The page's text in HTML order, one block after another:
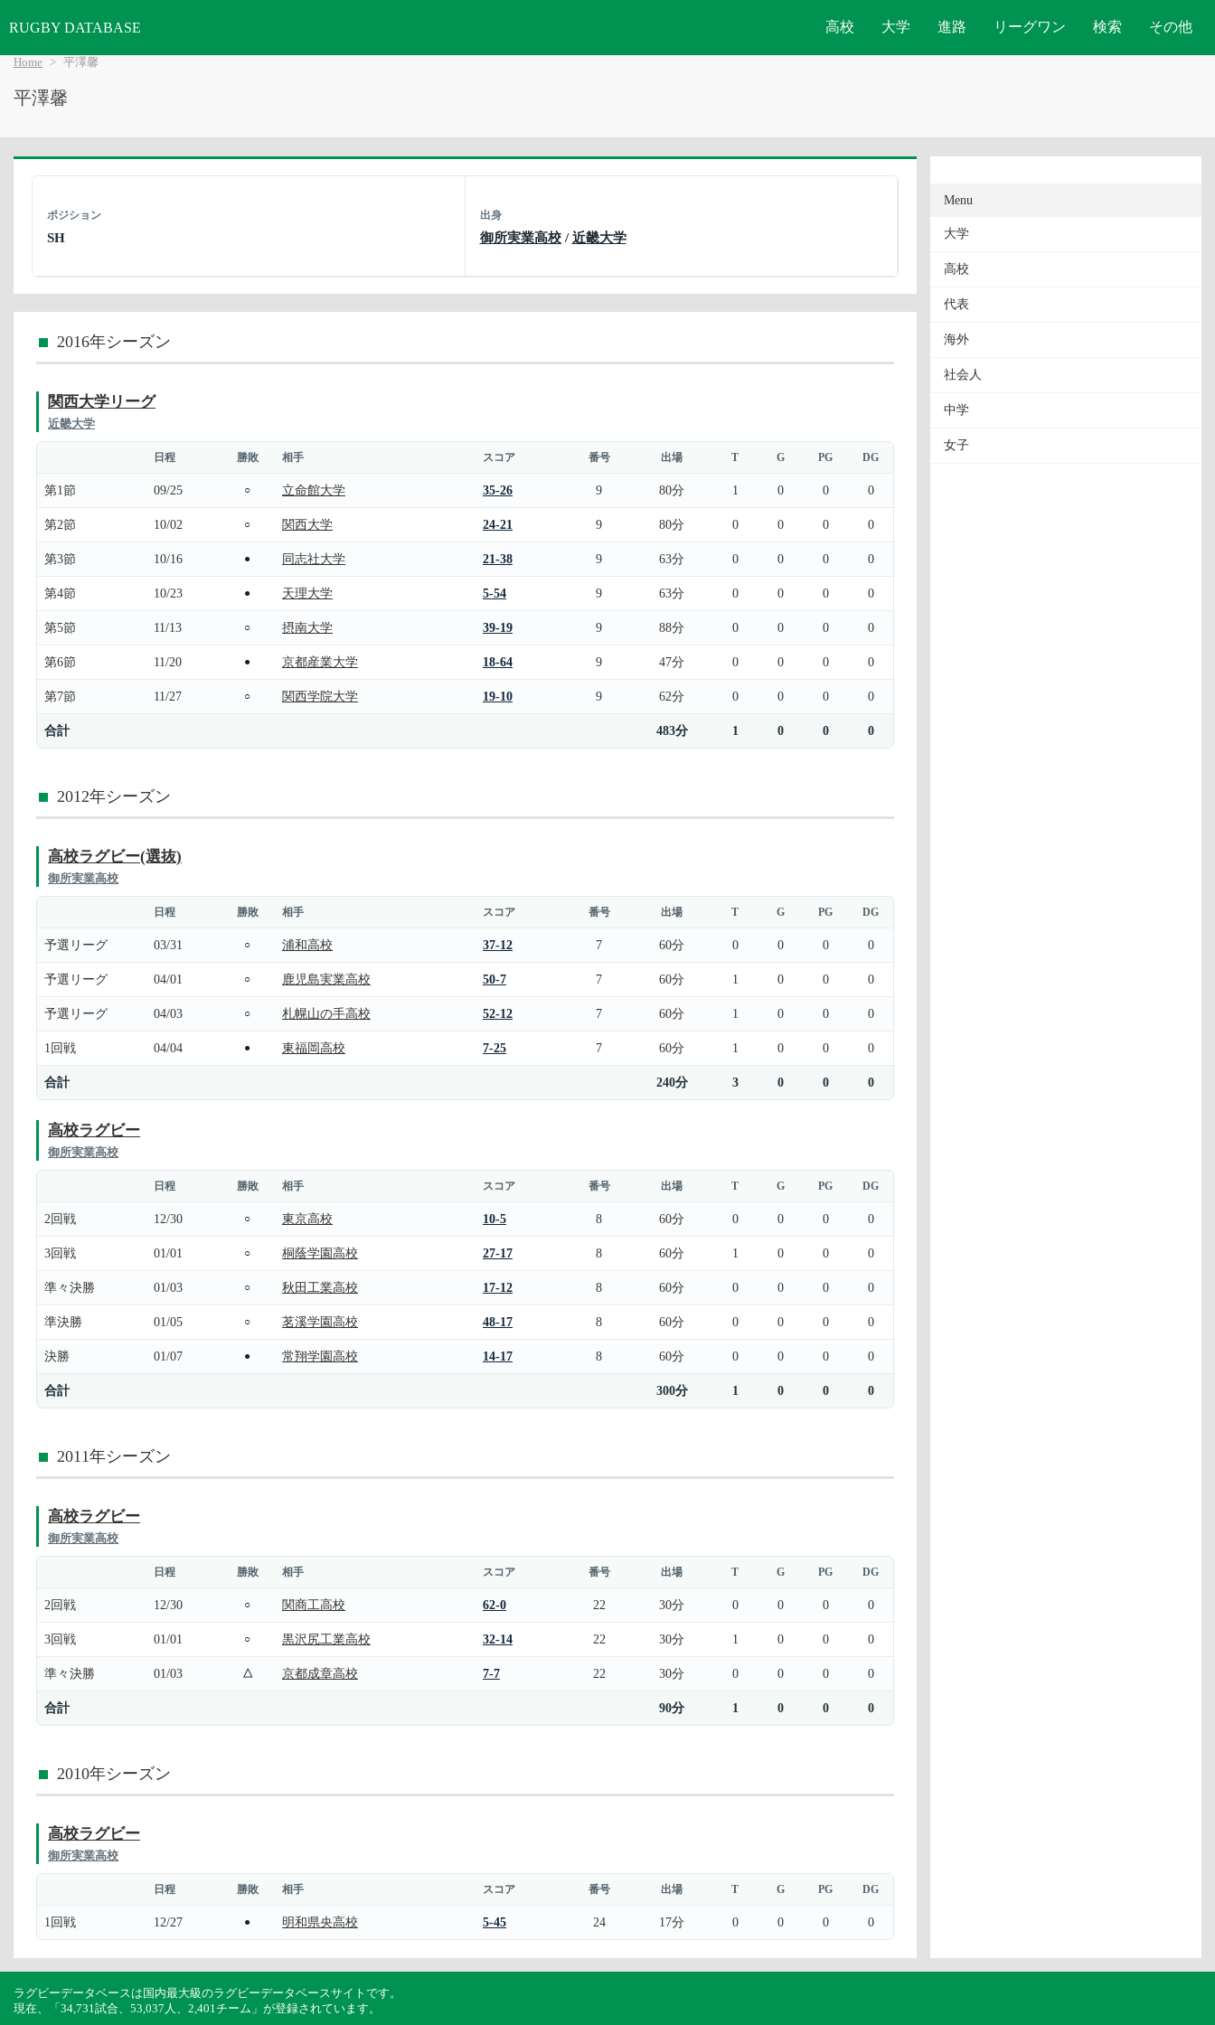
RUGBY DATABASE 高校 大学 進路 リーグワン 検索 その他
Home 平澤馨
平澤馨
ポジション
SH
出身
御所実業高校/近畿大学
2016年シーズン
関西大学リーグ
近畿大学
日程 勝敗 相手 スコア 番号 出場 T G PG DG
第1節 09/25 ○ 立命館大学 35-26 9 80分 1 0 0 0
第2節 10/02 ○ 関西大学 24-21 9 80分 0 0 0 0
第3節 10/16 ● 同志社大学 21-38 9 63分 0 0 0 0
第4節 10/23 ● 天理大学 5-54 9 63分 0 0 0 0
第5節 11/13 ○ 摂南大学 39-19 9 88分 0 0 0 0
第6節 11/20 ● 京都産業大学 18-64 9 47分 0 0 0 0
第7節 11/27 ○ 関西学院大学 19-10 9 62分 0 0 0 0
合計 483分 1 0 0 0
2012年シーズン
高校ラグビー(選抜)
御所実業高校
日程 勝敗 相手 スコア 番号 出場 T G PG DG
予選リーグ 03/31 ○ 浦和高校 37-12 7 60分 0 0 0 0
予選リーグ 04/01 ○ 鹿児島実業高校 50-7 7 60分 1 0 0 0
予選リーグ 04/03 ○ 札幌山の手高校 52-12 7 60分 1 0 0 0
1回戦 04/04 ● 東福岡高校 7-25 7 60分 1 0 0 0
合計 240分 3 0 0 0
高校ラグビー
御所実業高校
日程 勝敗 相手 スコア 番号 出場 T G PG DG
2回戦 12/30 ○ 東京高校 10-5 8 60分 0 0 0 0
3回戦 01/01 ○ 桐蔭学園高校 27-17 8 60分 1 0 0 0
準々決勝 01/03 ○ 秋田工業高校 17-12 8 60分 0 0 0 0
準決勝 01/05 ○ 茗溪学園高校 48-17 8 60分 0 0 0 0
決勝 01/07 ● 常翔学園高校 14-17 8 60分 0 0 0 0
合計 300分 1 0 0 0
2011年シーズン
高校ラグビー
御所実業高校
日程 勝敗 相手 スコア 番号 出場 T G PG DG
2回戦 12/30 ○ 関商工高校 62-0 22 30分 0 0 0 0
3回戦 01/01 ○ 黒沢尻工業高校 32-14 22 30分 1 0 0 0
準々決勝 01/03 △ 京都成章高校 7-7 22 30分 0 0 0 0
合計 90分 1 0 0 0
2010年シーズン
高校ラグビー
御所実業高校
日程 勝敗 相手 スコア 番号 出場 T G PG DG
1回戦 12/27 ● 明和県央高校 5-45 24 17分 0 0 0 0
Menu
大学
高校
代表
海外
社会人
中学
女子
ラグビーデータベースは国内最大級のラグビーデータベースサイトです。
現在、「34,731試合、53,037人、2,401チーム」が登録されています。